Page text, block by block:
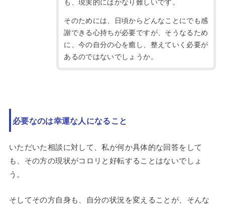
そのためには、日頃からどんなことにでも感
謝できる心持ちが必要ですが、そうなるため
に、今の自分の心を癒し、整えていく必要が
あるのではないでしょうか。
必要なのは幸運な人になること
いただいた相談に対して、私が何か具体的な回答をして
も、その方の現状がコロリと好転することはないでしょ
う。
そしてその方自身も、自分の状況を変えることが、そんな